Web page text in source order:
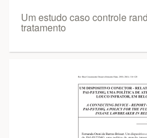
Um estudo caso controle
tratamento